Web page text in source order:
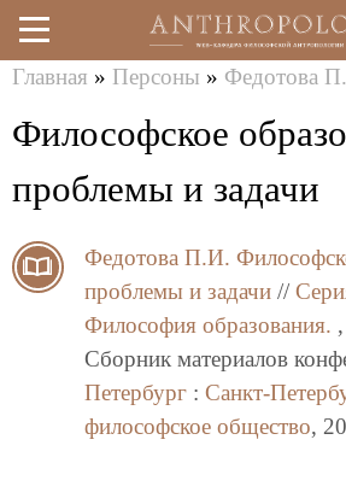
Перейти
к
здесь
Главная » Персоны » Федотова
Философское
проблемы и задачи
Федотова П.И.
проблемы и задачи //
Философия образования.
Сборник материалов
Петербург : Санкт-
философское общество,